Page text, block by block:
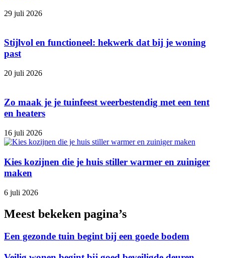
29 juli 2026
Stijlvol en functioneel: hekwerk dat bij je woning
past
20 juli 2026
Zo maak je je tuinfeest weerbestendig met een tent
en heaters
16 juli 2026
Kies kozijnen die je huis stiller warmer en zuiniger
maken
6 juli 2026
Meest bekeken pagina’s
Een gezonde tuin begint bij een goede bodem